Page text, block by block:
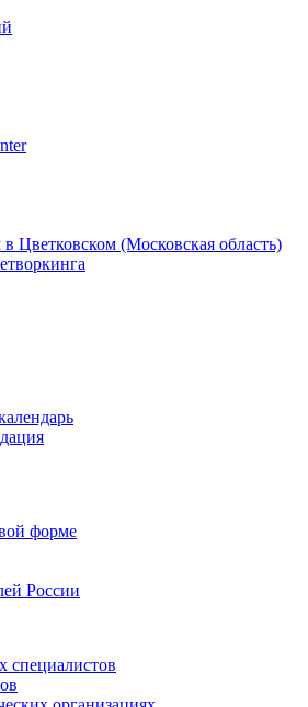
Цветковском (Московская область)
форме
России
специалистов